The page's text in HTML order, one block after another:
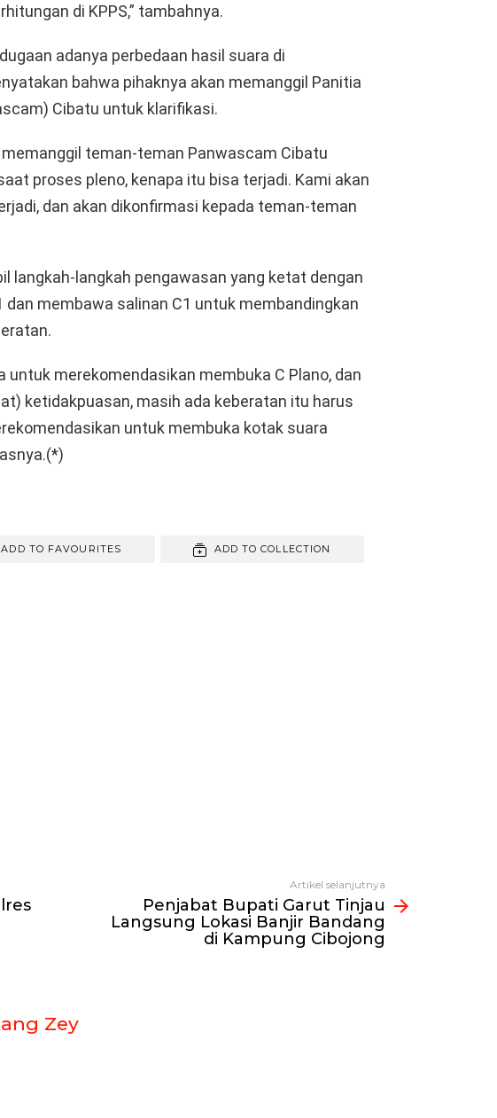
di KPPS,” tambahnya.
adanya perbedaan hasil suara di
bahwa pihaknya akan memanggil Panitia
Cibatu untuk klarifikasi.
memanggil teman-teman Panwascam Cibatu
proses pleno, kenapa itu bisa terjadi. Kami akan
dan akan dikonfirmasi kepada teman-teman
langkah-langkah pengawasan yang ketat dengan
membawa salinan C1 untuk membandingkan
untuk merekomendasikan membuka C Plano, dan
ketidakpuasan, masih ada keberatan itu harus
untuk membuka kotak suara
ADD TO FAVOURITES ADD TO COLLECTION
Artikel selanjutnya
Penjabat Bupati Garut Tinjau
Langsung Lokasi Banjir Bandang
di Kampung Cibojong
Zey